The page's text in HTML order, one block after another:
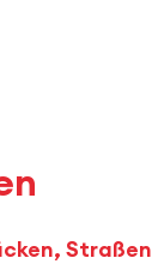
Straßen